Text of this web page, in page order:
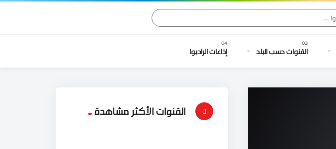
القنوات حسب البلد إذاعات الراديوا
القنوات الأكثر مشاهدة